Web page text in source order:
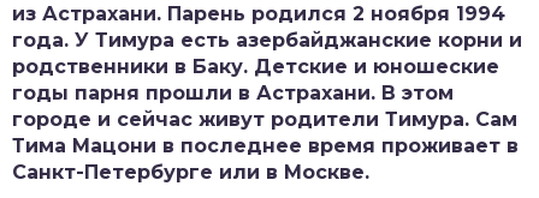
из Астрахани. Парень родился 2 ноября 1994
года. У Тимура есть азербайджанские корни и
родственники в Баку. Детские и юношеские
годы парня прошли в Астрахани. В этом
городе и сейчас живут родители Тимура. Сам
Тима Мацони в последнее время проживает в
Санкт-Петербурге или в Москве.